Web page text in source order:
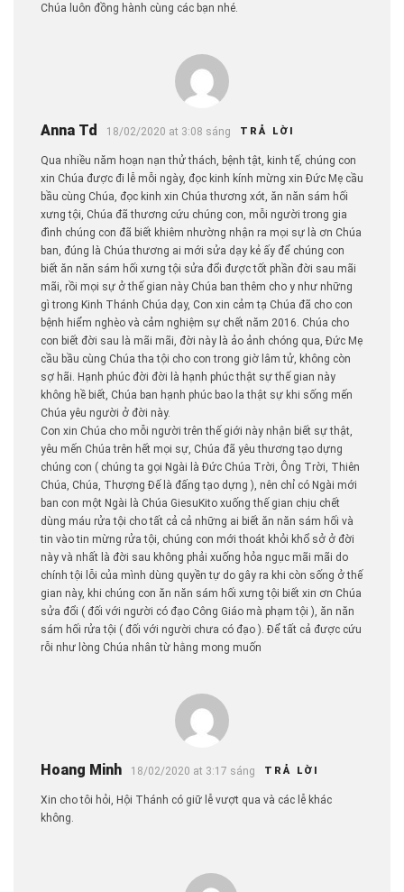
Chúa luôn đồng hành cùng các bạn nhé.
Anna Td 18/02/2020 at 3:08 sáng TRẢ LỜI
Qua nhiều năm hoạn nạn thử thách, bệnh tật, kinh tế, chúng con
xin Chúa được đi lễ mỗi ngày, đọc kinh kính mừng xin Đức Mẹ cầu
bầu cùng Chúa, đọc kinh xin Chúa thương xót, ăn năn sám hối
xưng tội, Chúa đã thương cứu chúng con, mỗi người trong gia
đình chúng con đã biết khiêm nhường nhận ra mọi sự là ơn Chúa
ban, đúng là Chúa thương ai mới sửa dạy kẻ ấy để chúng con
biết ăn năn sám hối xưng tội sửa đổi được tốt phần đời sau mãi
mãi, rồi mọi sự ở thế gian này Chúa ban thêm cho y như những
gì trong Kinh Thánh Chúa dạy, Con xin cảm tạ Chúa đã cho con
bệnh hiểm nghèo và cảm nghiệm sự chết năm 2016. Chúa cho
con biết đời sau là mãi mãi, đời này là ảo ảnh chóng qua, Đức Mẹ
cầu bầu cùng Chúa tha tội cho con trong giờ lâm tử, không còn
sợ hãi. Hạnh phúc đời đời là hạnh phúc thật sự thế gian này
không hề biết, Chúa ban hạnh phúc bao la thật sự khi sống mến
Chúa yêu người ở đời này.
Con xin Chúa cho mỗi người trên thế giới này nhận biết sự thật,
yêu mến Chúa trên hết mọi sự, Chúa đã yêu thương tạo dựng
chúng con ( chúng ta gọi Ngài là Đức Chúa Trời, Ông Trời, Thiên
Chúa, Chúa, Thượng Đế là đấng tạo dựng ), nên chỉ có Ngài mới
ban con một Ngài là Chúa GiesuKito xuống thế gian chịu chết
dùng máu rửa tội cho tất cả cả những ai biết ăn năn sám hối và
tin vào tin mừng rửa tội, chúng con mới thoát khỏi khổ sở ở đời
này và nhất là đời sau không phải xuống hỏa ngục mãi mãi do
chính tội lỗi của mình dùng quyền tự do gây ra khi còn sống ở thế
gian này, khi chúng con ăn năn sám hối xưng tội biết xin ơn Chúa
sửa đổi ( đối với người có đạo Công Giáo mà phạm tội ), ăn năn
sám hối rửa tội ( đối với người chưa có đạo ). Để tất cả được cứu
rỗi như lòng Chúa nhân từ hằng mong muốn
Hoang Minh 18/02/2020 at 3:17 sáng TRẢ LỜI
Xin cho tôi hỏi, Hội Thánh có giữ lễ vượt qua và các lễ khác
không.